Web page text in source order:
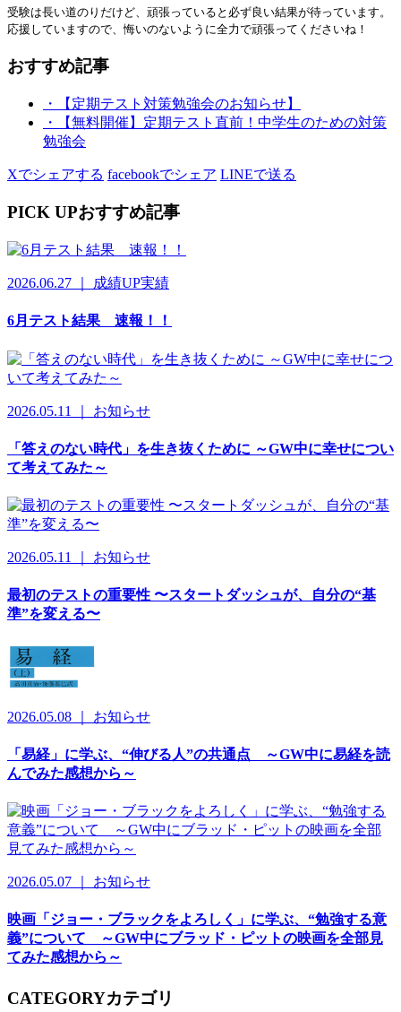
受験は長い道のりだけど、頑張っていると必ず良い結果が待っています。
応援していますので、悔いのないように全力で頑張ってくださいね！
おすすめ記事
・【定期テスト対策勉強会のお知らせ】
・【無料開催】定期テスト直前！中学生のための対策
勉強会
Xでシェアする facebookでシェア LINEで送る
PICK UPおすすめ記事
2026.06.27 ｜ 成績UP実績
6月テスト結果 速報！！
2026.05.11 ｜ お知らせ
「答えのない時代」を生き抜くために ～GW中に幸せについ
て考えてみた～
2026.05.11 ｜ お知らせ
最初のテストの重要性 〜スタートダッシュが、自分の“基
準”を変える〜
2026.05.08 ｜ お知らせ
「易経」に学ぶ、“伸びる人”の共通点 ～GW中に易経を読
んでみた感想から～
2026.05.07 ｜ お知らせ
映画「ジョー・ブラックをよろしく」に学ぶ、“勉強する意
義”について ～GW中にブラッド・ピットの映画を全部見
てみた感想から～
CATEGORYカテゴリ